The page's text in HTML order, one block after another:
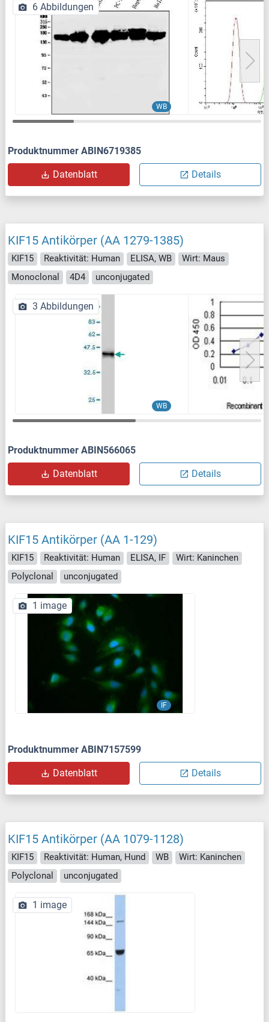
WB
6 Abbildungen
Produktnummer ABIN6719385
Datenblatt Details
KIF15 Antikörper (AA 1279-1385)
KIF15 Reaktivität: Human ELISA, WB
Wirt: Maus
Monoclonal
4D4 unconjugated
WB
3 Abbildungen
Produktnummer ABIN566065
Datenblatt Details
KIF15 Antikörper (AA 1-129)
KIF15 Reaktivität: Human ELISA, IF
Wirt: Kaninchen
Polyclonal
unconjugated
IF
1 image
Produktnummer ABIN7157599
Datenblatt Details
KIF15 Antikörper (AA 1079-1128)
KIF15 Reaktivität: Human, Hund WB
Wirt: Kaninchen
Polyclonal
unconjugated
1 image